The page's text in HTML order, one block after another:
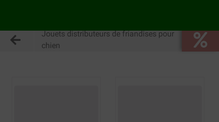
Jouets distributeurs de friandises pour
chien